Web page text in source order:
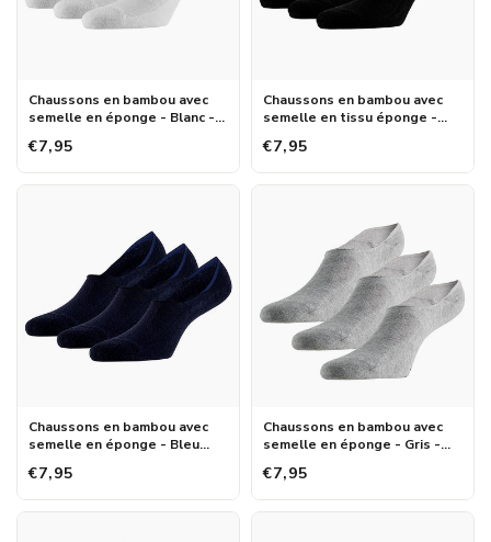
Chaussons en bambou avec
semelle en éponge - Blanc -
€7,95
Chaussons en bambou avec
semelle en tissu éponge -
€7,95
Chaussons en bambou avec
semelle en éponge - Bleu
€7,95
Chaussons en bambou avec
semelle en éponge - Gris -
€7,95